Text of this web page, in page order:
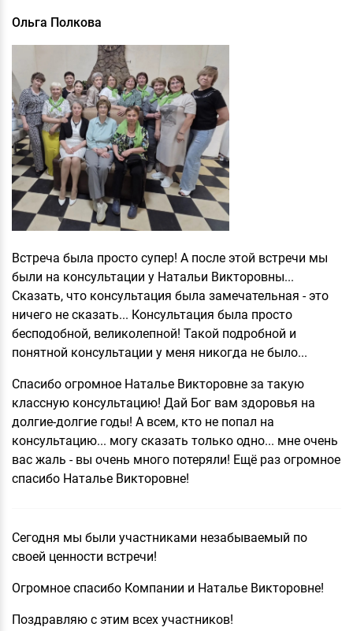
Ольга Полкова
Встреча была просто супер! А после этой встречи мы
были на консультации у Натальи Викторовны...
Сказать, что консультация была замечательная - это
ничего не сказать... Консультация была просто
бесподобной, великолепной! Такой подробной и
понятной консультации у меня никогда не было...
Спасибо огромное Наталье Викторовне за такую
классную консультацию! Дай Бог вам здоровья на
долгие-долгие годы! А всем, кто не попал на
консультацию... могу сказать только одно... мне очень
вас жаль - вы очень много потеряли! Ещё раз огромное
спасибо Наталье Викторовне!
Сегодня мы были участниками незабываемый по
своей ценности встречи!
Огромное спасибо Компании и Наталье Викторовне!
Поздравляю с этим всех участников!